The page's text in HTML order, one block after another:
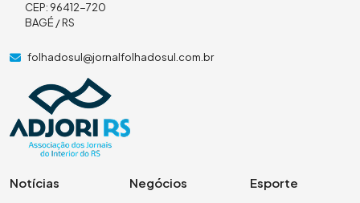
CEP: 96412-720
BAGÉ / RS
folhadosul@jornalfolhadosul.com.br
Notícias Negócios Esporte